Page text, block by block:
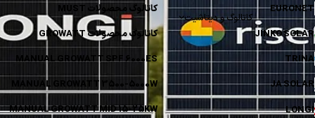
JINKO
JA
کاتالوگ و دیتاشیت
کاتالوگ محصولات MUST
کاتالوگ محصولات GROWATT
MANUAL GROWATT SPF 6000ES
MANUAL GROWATT 3500-5000W
MANUAL GROWATT MID 15-25KW